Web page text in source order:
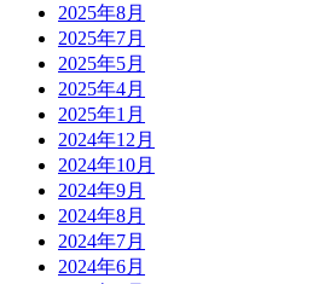
2025年8月
2025年7月
2025年5月
2025年4月
2025年1月
2024年12月
2024年10月
2024年9月
2024年8月
2024年7月
2024年6月